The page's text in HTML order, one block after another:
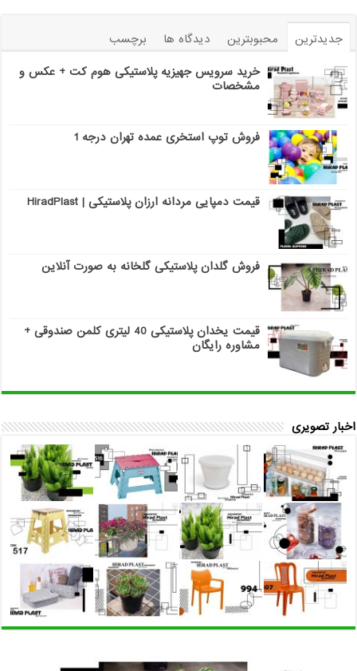
جدیدترین محبوبترین دیدگاه ها
برچسب
خرید سرویس جهیزیه پلاستیکی هوم کت + عکس و
مشخصات
فروش توپ استخری عمده تهران درجه 1
قیمت دمپایی مردانه ارزان پلاستیکی | HiradPlast
فروش گلدان پلاستیکی گلخانه به صورت آنلاین
قیمت یخدان پلاستیکی 40 لیتری کلمن صندوقی +
مشاوره رایگان
اخبار تصویری